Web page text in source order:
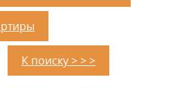
К поиску > > >